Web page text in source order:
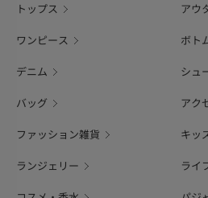
トップス アウ
ワンピース ボト
デニム シュ
バッグ アク
ファッション雑貨 キッ
ランジェリー ライ